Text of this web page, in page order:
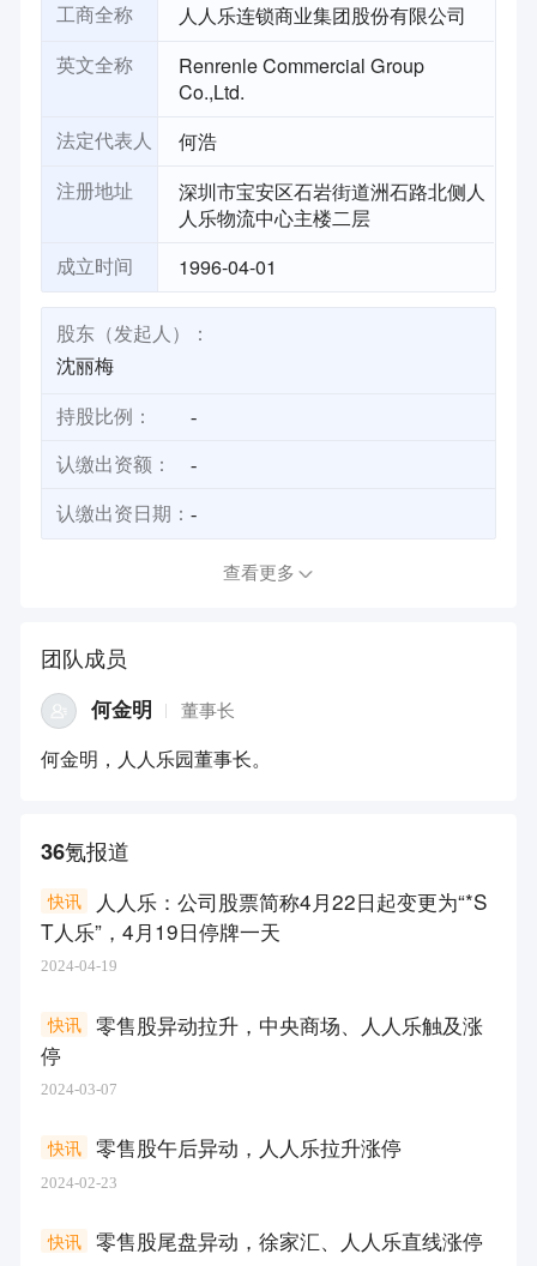
工商全称 人人乐连锁商业集团股份有限公司
英文全称
Renrenle Commercial Group
Co.,Ltd.
法定代表人 何浩
注册地址
深圳市宝安区石岩街道洲石路北侧人
人乐物流中心主楼二层
成立时间 1996-04-01
股东（发起人）：
沈丽梅
持股比例： -
认缴出资额： -
认缴出资日期： -
查看更多
团队成员
何金明 董事长
何金明，人人乐园董事长。
36氪报道
人人乐：公司股票简称4月22日起变更为“*S
T人乐”，4月19日停牌一天
快讯
2024-04-19
零售股异动拉升，中央商场、人人乐触及涨
停
快讯
2024-03-07
零售股午后异动，人人乐拉升涨停
快讯
2024-02-23
零售股尾盘异动，徐家汇、人人乐直线涨停
快讯